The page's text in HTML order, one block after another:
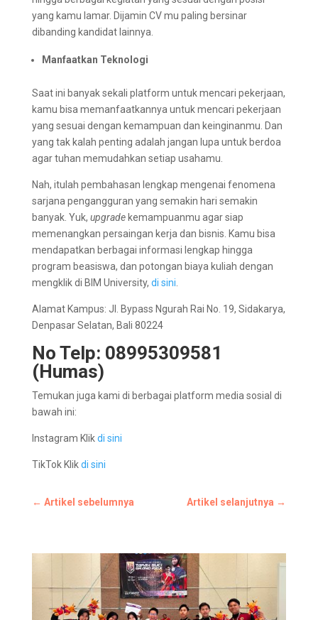
yang kamu lamar. Dijamin CV mu paling bersinar
dibanding kandidat lainnya.
Manfaatkan Teknologi
Saat ini banyak sekali platform untuk mencari pekerjaan,
kamu bisa memanfaatkannya untuk mencari pekerjaan
yang sesuai dengan kemampuan dan keinginanmu. Dan
yang tak kalah penting adalah jangan lupa untuk berdoa
agar tuhan memudahkan setiap usahamu.
Nah, itulah pembahasan lengkap mengenai fenomena
sarjana pengangguran yang semakin hari semakin
banyak. Yuk, upgradekemampuanmu agar siap
memenangkan persaingan kerja dan bisnis. Kamu bisa
mendapatkan berbagai informasi lengkap hingga
program beasiswa, dan potongan biaya kuliah dengan
mengklik di BIM University, di sini
Alamat Kampus: Jl. Bypass Ngurah Rai No. 19, Sidakarya,
Denpasar Selatan, Bali 80224
No Telp: 08995309581
(Humas)
Temukan juga kami di berbagai platform media sosial di
bawah ini:
Instagram Klikdi sini
TikTok Klikdi sini
← Artikel sebelumnya Artikel selanjutnya →